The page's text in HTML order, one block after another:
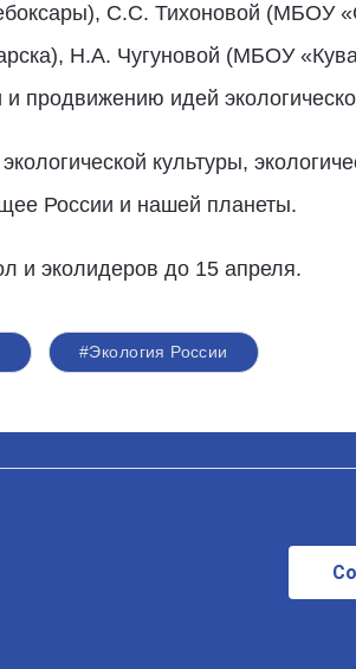
С.С. Тихоновой (МБОУ
Н.А. Чугуновой (МБОУ
продвижению идей
культуры,
России и нашей планеты.
и эколидеров до 15 апреля.
#Экология России